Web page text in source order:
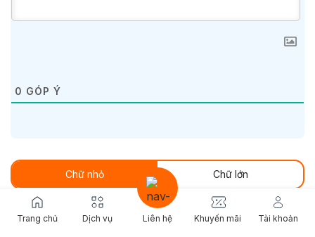
0 GÓP Ý
Chữ nhỏ Chữ lớn
Trang chủ Dịch vụ Liên hệ Khuyến mãi Tài khoản